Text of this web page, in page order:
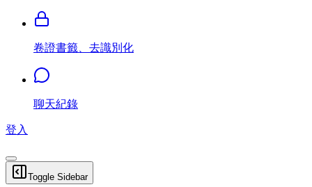
卷證書籤、去識別化
聊天紀錄
登入
Toggle Sidebar